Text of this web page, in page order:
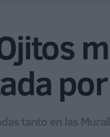
tanto en las